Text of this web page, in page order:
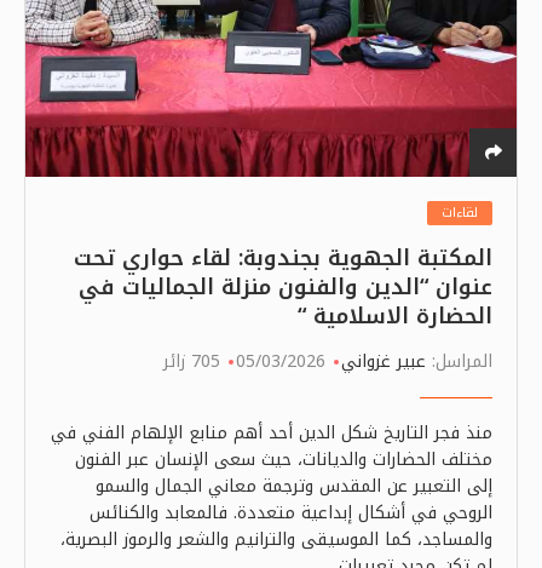
لقاءات
المكتبة الجهوية بجندوبة: لقاء حواري تحت
عنوان “الدين والفنون منزلة الجماليات في
الحضارة الاسلامية “
المراسل: عبير غزواني 05/03/2026 705 زائر
منذ فجر التاريخ شكل الدين أحد أهم منابع الإلهام الفني في
مختلف الحضارات والديانات، حيث سعى الإنسان عبر الفنون
إلى التعبير عن المقدس وترجمة معاني الجمال والسمو
الروحي في أشكال إبداعية متعددة. فالمعابد والكنائس
والمساجد، كما الموسيقى والترانيم والشعر والرموز البصرية،